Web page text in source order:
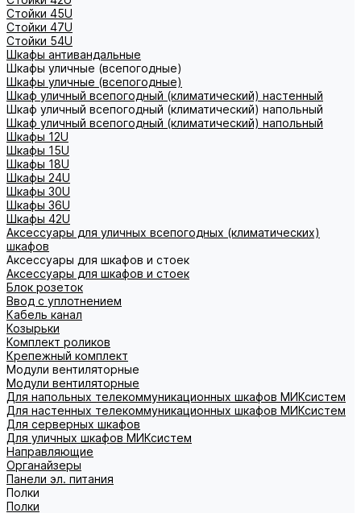
Стойки 45U
Стойки 47U
Стойки 54U
Шкафы антивандальные
Шкафы уличные (всепогодные)
Шкафы уличные (всепогодные)
Шкаф уличный всепогодный (климатический) настенный
Шкаф уличный всепогодный (климатический) напольный
Шкаф уличный всепогодный (климатический) напольный
Шкафы 12U
Шкафы 15U
Шкафы 18U
Шкафы 24U
Шкафы 30U
Шкафы 36U
Шкафы 42U
Аксессуары для уличных всепогодных (климатических)
шкафов
Аксессуары для шкафов и стоек
Аксессуары для шкафов и стоек
Блок розеток
Ввод с уплотнением
Кабель канал
Козырьки
Комплект роликов
Крепежный комплект
Модули вентиляторные
Модули вентиляторные
Для напольных телекоммуникационных шкафов МИКсистем
Для настенных телекоммуникационных шкафов МИКсистем
Для серверных шкафов
Для уличных шкафов МИКсистем
Направляющие
Органайзеры
Панели эл. питания
Полки
Полки